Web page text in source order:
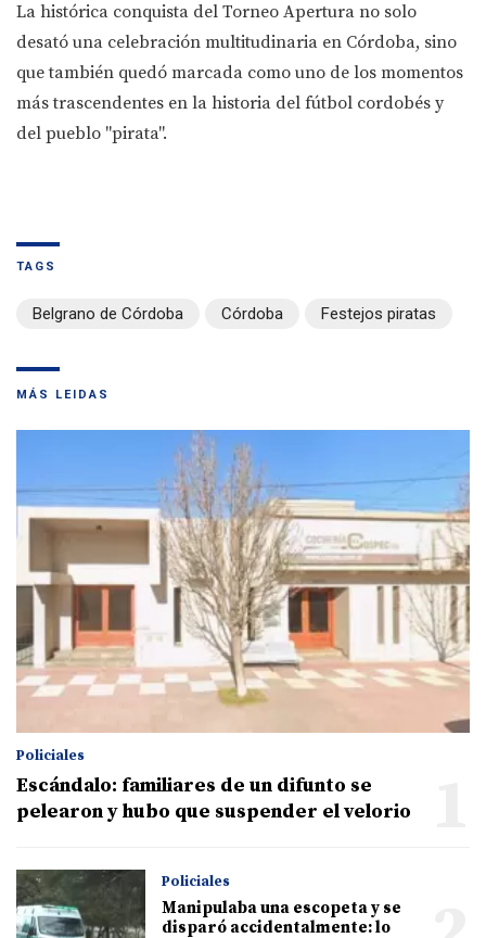
La histórica conquista del Torneo Apertura no solo
desató una celebración multitudinaria en Córdoba, sino
que también quedó marcada como uno de los momentos
más trascendentes en la historia del fútbol cordobés y
del pueblo "pirata".
TAGS
Belgrano de Córdoba Córdoba Festejos piratas
MÁS LEIDAS
Policiales
Escándalo: familiares de un difunto se
pelearon y hubo que suspender el velorio
Policiales
Manipulaba una escopeta y se
disparó accidentalmente: lo